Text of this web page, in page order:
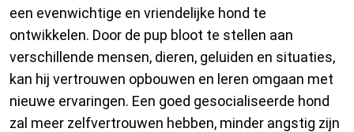
een evenwichtige en vriendelijke hond te
ontwikkelen. Door de pup bloot te stellen aan
verschillende mensen, dieren, geluiden en situaties,
kan hij vertrouwen opbouwen en leren omgaan met
nieuwe ervaringen. Een goed gesocialiseerde hond
zal meer zelfvertrouwen hebben, minder angstig zijn